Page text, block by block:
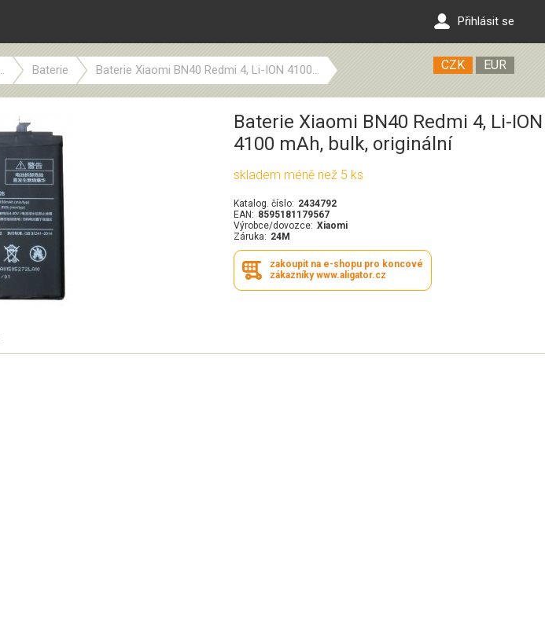
Přihlásit se
Baterie Baterie Xiaomi BN40 Redmi 4, Li-ION 4100... CZK EUR
Baterie Xiaomi BN40 Redmi 4, Li-ION
4100 mAh, bulk, originální
skladem méně než 5 ks
Katalog. číslo: 2434792
EAN: 8595181179567
Výrobce/dovozce: Xiaomi
Záruka: 24M
zakoupit na e-shopu pro koncové
zákazníky www.aligator.cz